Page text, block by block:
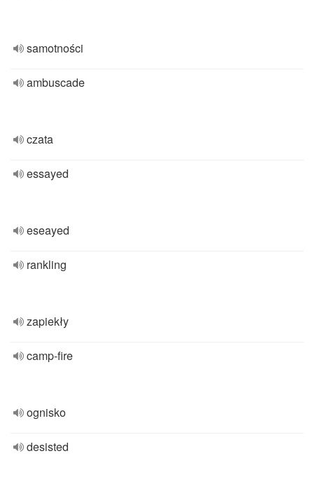
samotności
ambuscade
czata
essayed
eseayed
rankling
zapiekły
camp-fire
ognisko
desisted